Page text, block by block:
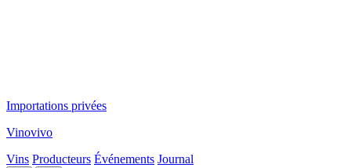
Importations privées
Vinovivo
Vins Producteurs Événements Journal